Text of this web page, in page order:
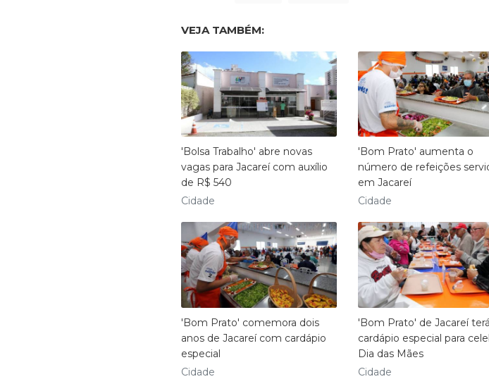
VEJA TAMBÉM:
'Bolsa Trabalho' abre novas
vagas para Jacareí com auxílio
de R$ 540
Cidade
'Bom Prato' aumenta o
número de refeições
em Jacareí
Cidade
'Bom Prato' comemora dois
anos de Jacareí com cardápio
especial
Cidade
'Bom Prato' de Jacareí terá
cardápio especial para
Dia das Mães
Cidade